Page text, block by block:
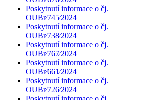
Poskytnutí informace o čj.
OUBr⁄745⁄2024
Poskytnutí informace o čj.
OUBr⁄738⁄2024
Poskytnutí informace o čj.
OUBr⁄767⁄2024
Poskytnutí informace o čj.
OUBr⁄661⁄2024
Poskytnutí informace o čj.
OUBr⁄726⁄2024